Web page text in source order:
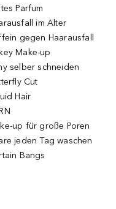
Parfum
im Alter
gegen Haarausfall
Make-up
selber schneiden
Cut
Hair
up für große Poren
jeden Tag waschen
Bangs